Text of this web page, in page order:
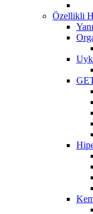
Özellikli